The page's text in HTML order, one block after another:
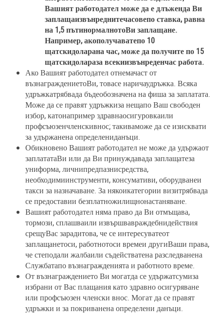
Вашият работодател може да е длъженда Ви
заплащаизвънреднитечасовепо ставка, равна
на 1,5 пътинормалнотоВи заплащане.
Например, акополучаватепо 10
щатскидоларана час, може да получите по 15
щатскидолараза всекиизвънреденчас работа.
Ако Вашият работодател отнемачаст от
възнаграждениетоВи, товасе наричаудръжка. Всяка
удръжкатрябвада бъдеобозначена на фиша за заплатата.
Може да се правят удръжкиза нещапо Ваш свободен
избор, катонапример здравнаосигуровкаили
профсъюзенчленскивнос; такиваможе да се изисквати
за удържанена определениданъци.
Обикновено Вашият работодател не може да удържаот
заплататаВи или да Ви принуждавада заплащатеза
униформа, личнипредпазнисредства,
необходимиинструменти, консумативи, оборудванеи
такси за назначаване. За някоикатегории визитрябвада
се предоставии безплатножилищнонастаняване.
Вашият работодател няма право да Ви отмъщава,
тормози, сплашваили извършвавраждебнидействия
срещуВас зарадитова, че се интересуватеот
заплащанетоси, работнотоси времеи другиВаши права,
че степодали жалбаили съдействатена разследванена
Службатапо възнагражденията и работното време.
От възнаграждението Ви могатда се удържатсумиза
избрани от Вас плащания като здравно осигуряване
или профсъюзен членски внос. Могат да се правят
удръжки и за покриванена определени данъци.